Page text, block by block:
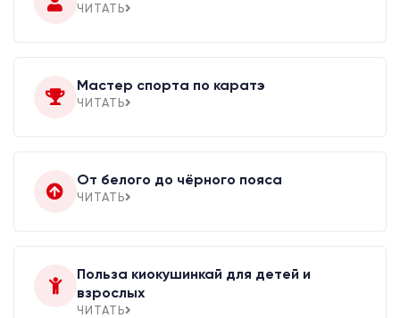
ЧИТАТЬ
Мастер спорта по каратэ
ЧИТАТЬ
От белого до чёрного пояса
ЧИТАТЬ
Польза киокушинкай для детей и
взрослых
ЧИТАТЬ